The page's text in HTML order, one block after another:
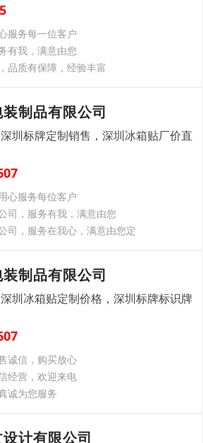
服务每一位客户
有我，满意由您
品质有保障，经验丰富
制品有限公司
圳标牌定制销售，深圳冰箱贴厂价直
心服务每位客户
司，服务有我，满意由您
司，服务在我心，满意由您定
制品有限公司
圳冰箱贴定制价格，深圳标牌标识牌
诚信，购买放心
经营，欢迎来电
诚为您服务
计有限公司